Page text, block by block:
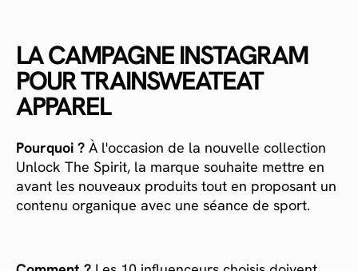
LA CAMPAGNE INSTAGRAM
POUR TRAINSWEATEAT
APPAREL
Pourquoi ? À l'occasion de la nouvelle collection
Unlock The Spirit, la marque souhaite mettre en
avant les nouveaux produits tout en proposant un
contenu organique avec une séance de sport.